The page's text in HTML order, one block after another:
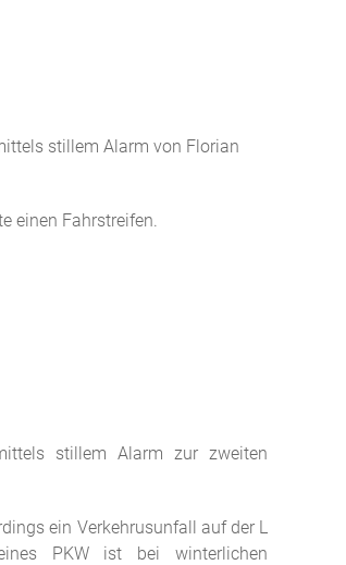
stillem Alarm von Florian
einen Fahrstreifen.
stillem Alarm zur zweiten
ein Verkehrusunfall auf der L
PKW ist bei winterlichen